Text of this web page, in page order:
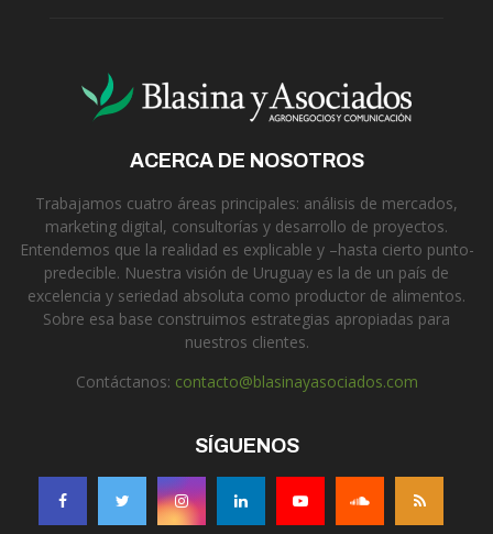
ACERCA DE NOSOTROS
Trabajamos cuatro áreas principales: análisis de mercados,
marketing digital, consultorías y desarrollo de proyectos.
Entendemos que la realidad es explicable y –hasta cierto punto-
predecible. Nuestra visión de Uruguay es la de un país de
excelencia y seriedad absoluta como productor de alimentos.
Sobre esa base construimos estrategias apropiadas para
nuestros clientes.
Contáctanos: contacto@blasinayasociados.com
SÍGUENOS